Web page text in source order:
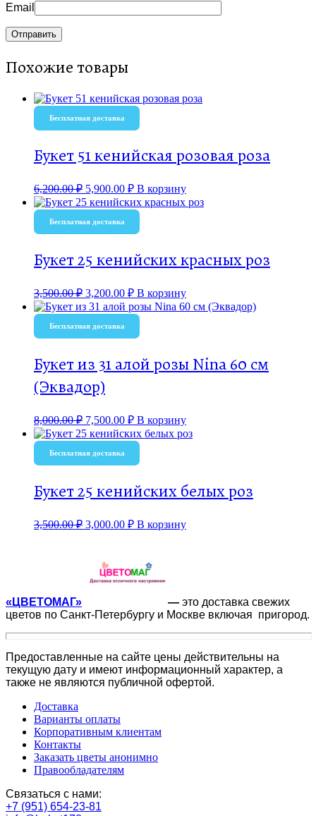
Email
Похожие товары
Бесплатная доставка
Букет 51 кенийская розовая роза
6,200.00₽ 5,900.00 ₽ В корзину
Бесплатная доставка
Букет 25 кенийских красных роз
3,500.00₽ 3,200.00 ₽ В корзину
Бесплатная доставка
Букет из 31 алой розы Nina 60 см
(Эквадор)
8,000.00₽ 7,500.00 ₽ В корзину
Бесплатная доставка
Букет 25 кенийских белых роз
3,500.00₽ 3,000.00 ₽ В корзину
«ЦВЕТОМАГ» — это доставка свежих
цветов по Санкт-Петербургу и Москве включая пригород.
Предоставленные на сайте цены действительны на
текущую дату и имеют информационный характер, а
также не являются публичной офертой.
Доставка
Варианты оплаты
Корпоративным клиентам
Контакты
Заказать цветы анонимно
Правообладателям
Связаться с нами:
+7 (951) 654-23-81